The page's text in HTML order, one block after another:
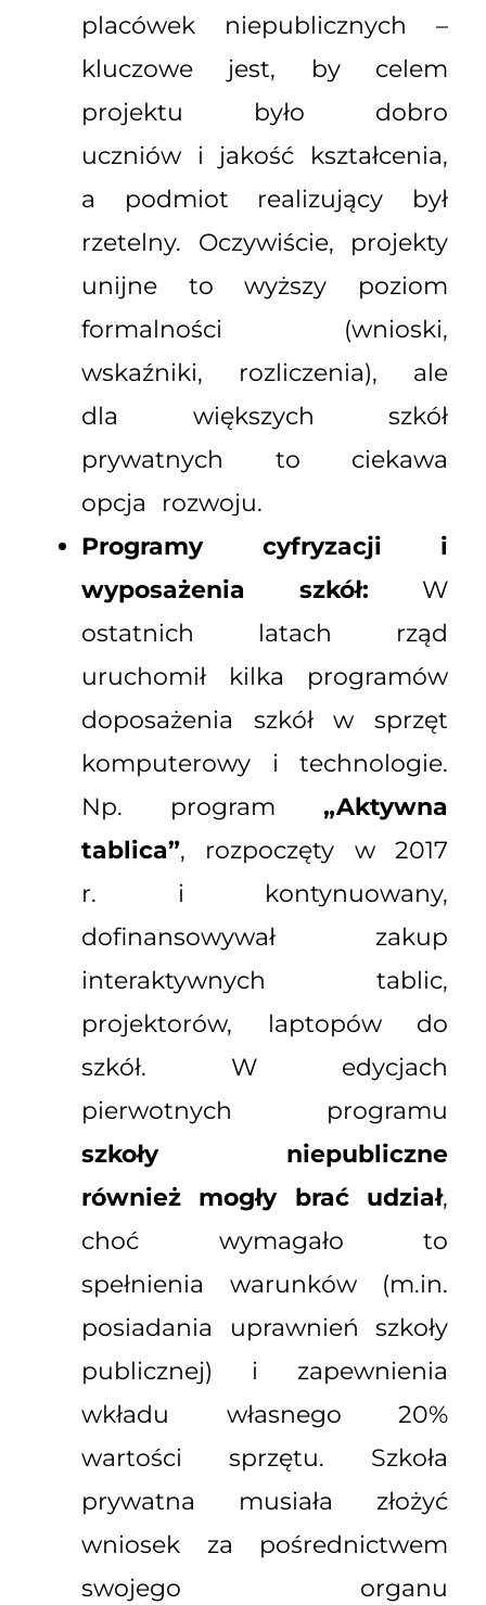
placówek niepublicznych –
kluczowe jest, by celem
projektu było dobro
uczniów i jakość kształcenia,
a podmiot realizujący był
rzetelny. Oczywiście, projekty
unijne to wyższy poziom
formalności (wnioski,
wskaźniki, rozliczenia), ale
dla większych szkół
prywatnych to ciekawa
opcja rozwoju.
Programy cyfryzacji i
wyposażenia szkół: W
ostatnich latach rząd
uruchomił kilka programów
doposażenia szkół w sprzęt
komputerowy i technologie.
Np. program „Aktywna
tablica”, rozpoczęty w 2017
r. i kontynuowany,
dofinansowywał zakup
interaktywnych tablic,
projektorów, laptopów do
szkół. W edycjach
pierwotnych programu
szkoły niepubliczne
również mogły brać udział,
choć wymagało to
spełnienia warunków (m.in.
posiadania uprawnień szkoły
publicznej) i zapewnienia
wkładu własnego 20%
wartości sprzętu. Szkoła
prywatna musiała złożyć
wniosek za pośrednictwem
swojego organu